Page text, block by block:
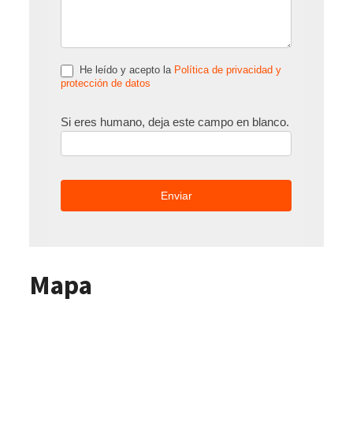
He leído y acepto la Política de privacidad y
protección de datos
Si eres humano, deja este campo en blanco.
Mapa